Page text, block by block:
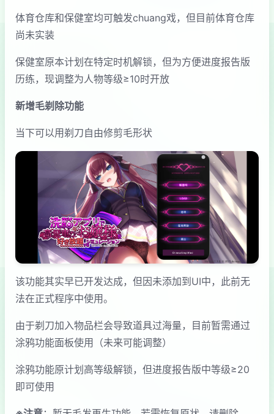
体育仓库和保健室均可触发chuang戏，但目前体育仓库
尚未实装
保健室原本计划在特定时机解锁，但为方便进度报告版
历练，现调整为人物等级≥10时开放
新增毛剃除功能
当下可以用剃刀自由修剪毛形状
该功能其实早已开发达成，但因未添加到UI中，此前无
法在正式程序中使用。
由于剃刀加入物品栏会导致道具过海量，目前暂需通过
涂鸦功能面板使用（未来可能调整）
涂鸦功能原计划高等级解锁，但进度报告版中等级≥20
即可使用